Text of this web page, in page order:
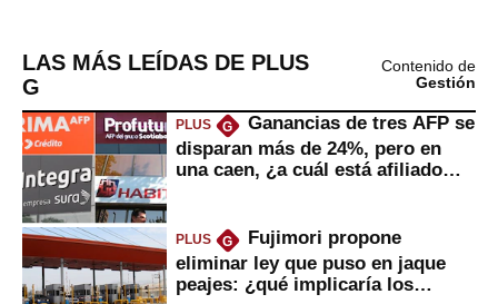
LAS MÁS LEÍDAS DE PLUS
G
Contenido de
Gestión
PLUS G
Ganancias de tres AFP se
disparan más de 24%, pero en
una caen, ¿a cuál está afiliado
PLUS G
Fujimori propone
eliminar ley que puso en jaque
peajes: ¿qué implicaría los